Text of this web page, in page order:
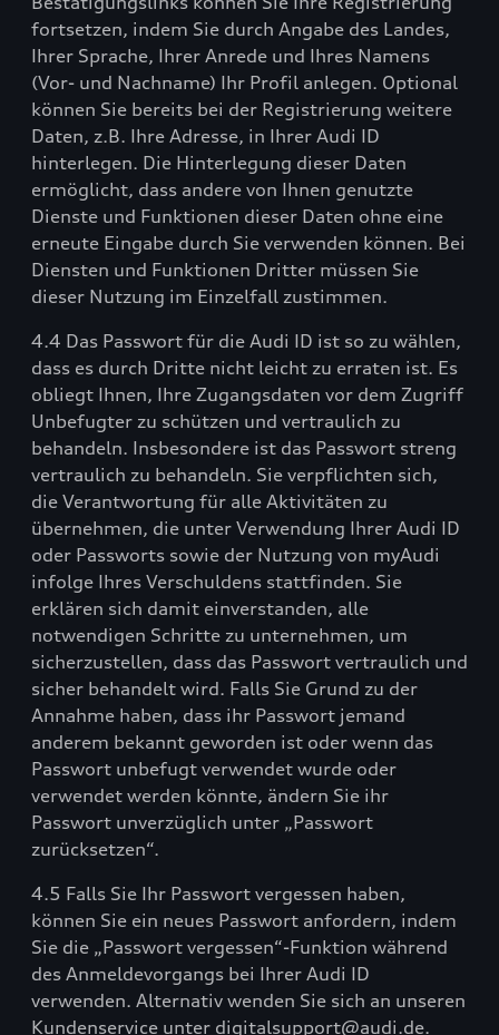
fortsetzen, indem Sie durch Angabe des Landes,
Ihrer Sprache, Ihrer Anrede und Ihres Namens
(Vor- und Nachname) Ihr Profil anlegen. Optional
können Sie bereits bei der Registrierung weitere
Daten, z.B. Ihre Adresse, in Ihrer Audi ID
hinterlegen. Die Hinterlegung dieser Daten
ermöglicht, dass andere von Ihnen genutzte
Dienste und Funktionen dieser Daten ohne eine
erneute Eingabe durch Sie verwenden können. Bei
Diensten und Funktionen Dritter müssen Sie
dieser Nutzung im Einzelfall zustimmen.
4.4 Das Passwort für die Audi ID ist so zu wählen,
dass es durch Dritte nicht leicht zu erraten ist. Es
obliegt Ihnen, Ihre Zugangsdaten vor dem Zugriff
Unbefugter zu schützen und vertraulich zu
behandeln. Insbesondere ist das Passwort streng
vertraulich zu behandeln. Sie verpflichten sich,
die Verantwortung für alle Aktivitäten zu
übernehmen, die unter Verwendung Ihrer Audi ID
oder Passworts sowie der Nutzung von myAudi
infolge Ihres Verschuldens stattfinden. Sie
erklären sich damit einverstanden, alle
notwendigen Schritte zu unternehmen, um
sicherzustellen, dass das Passwort vertraulich und
sicher behandelt wird. Falls Sie Grund zu der
Annahme haben, dass ihr Passwort jemand
anderem bekannt geworden ist oder wenn das
Passwort unbefugt verwendet wurde oder
verwendet werden könnte, ändern Sie ihr
Passwort unverzüglich unter „Passwort
zurücksetzen“.
4.5 Falls Sie Ihr Passwort vergessen haben,
können Sie ein neues Passwort anfordern, indem
Sie die „Passwort vergessen“-Funktion während
des Anmeldevorgangs bei Ihrer Audi ID
verwenden. Alternativ wenden Sie sich an unseren
Kundenservice unter digitalsupport@audi.de.